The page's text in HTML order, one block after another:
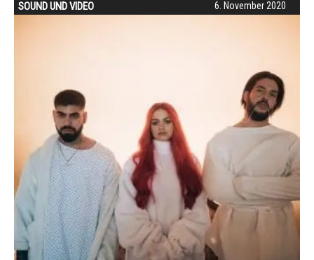
6. November 2020
SOUND UND VIDEO